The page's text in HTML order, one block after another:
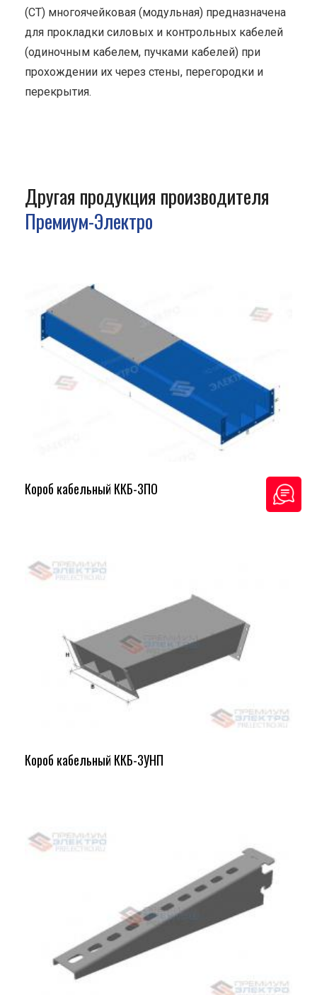
(СТ) многоячейковая (модульная) предназначена
для прокладки силовых и контрольных кабелей
(одиночным кабелем, пучками кабелей) при
прохождении их через стены, перегородки и
перекрытия.
Другая продукция производителя
Премиум-Электро
Короб кабельный ККБ-3ПО
Короб кабельный ККБ-3УНП